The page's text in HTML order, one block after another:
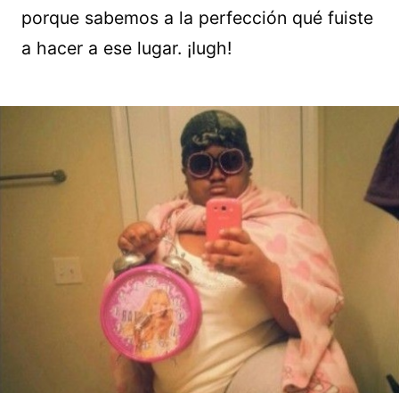
porque sabemos a la perfección qué fuiste
a hacer a ese lugar. ¡Iugh!